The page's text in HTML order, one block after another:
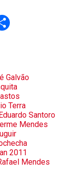
Share
Galvão
Terra
Eduardo Santoro
Mendes
2011
Mendes